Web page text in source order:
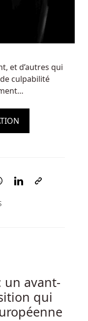
et d’autres qui
culpabilité
un avant-
qui